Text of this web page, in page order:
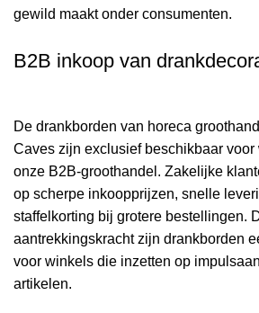
gewild maakt onder consumenten.
B2B inkoop van
De drankborden van horeca
Caves zijn exclusief beschikbaar voor
onze B2B-groothandel. Zakelijke
op scherpe inkoopprijzen, snelle
staffelkorting bij grotere bestellingen.
aantrekkingskracht zijn drankborden
voor winkels die inzetten op
artikelen.